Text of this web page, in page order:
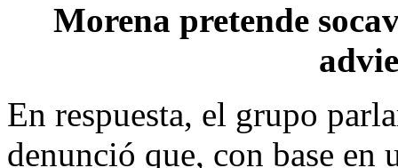
Morena pretende
En respuesta, el grupo
denunció que, con base en